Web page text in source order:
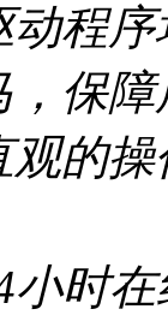
程
保
的
小时